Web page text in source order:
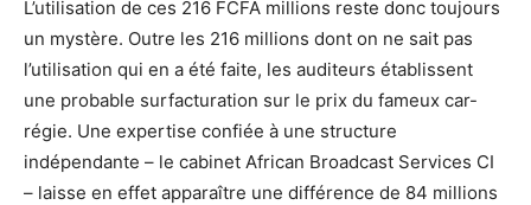
L’utilisation de ces 216 FCFA millions reste donc toujours
un mystère. Outre les 216 millions dont on ne sait pas
l’utilisation qui en a été faite, les auditeurs établissent
une probable surfacturation sur le prix du fameux car-
régie. Une expertise confiée à une structure
indépendante – le cabinet African Broadcast Services CI
– laisse en effet apparaître une différence de 84 millions